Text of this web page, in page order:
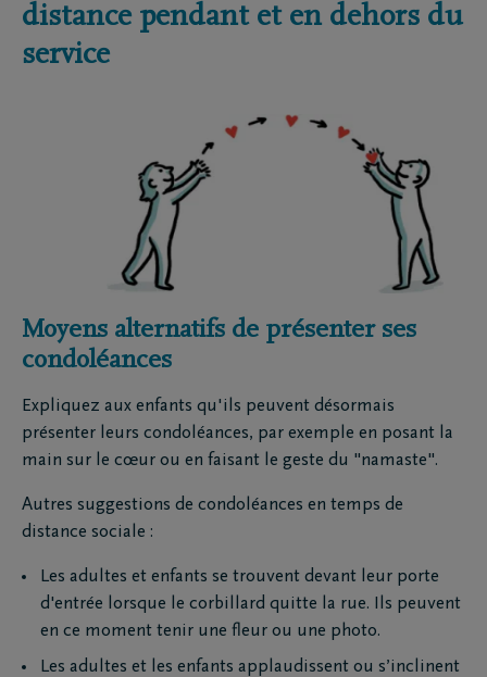
distance pendant et en dehors du
service
Moyens alternatifs de présenter ses
condoléances
Expliquez aux enfants qu'ils peuvent désormais
présenter leurs condoléances, par exemple en posant la
main sur le cœur ou en faisant le geste du "namaste".
Autres suggestions de condoléances en temps de
distance sociale :
Les adultes et enfants se trouvent devant leur porte
d'entrée lorsque le corbillard quitte la rue. Ils peuvent
en ce moment tenir une fleur ou une photo.
Les adultes et les enfants applaudissent ou s’inclinent